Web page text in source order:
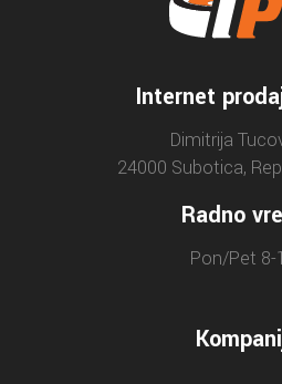
Internet
Dimitrija
24000 Subotica,
Radno
Pon/Pet 8-